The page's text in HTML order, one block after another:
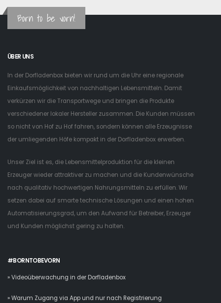
Born to be vorn!
ÜBER UNS
In der Dorfladenbox bieten wir rund um die Uhr eine regionale
Einkaufsmöglichkeit von nachhaltigen Lebensmitteln. Damit
verkürzen wir die Transportwege und bringen die Produkte
verschiedener lokaler Hersteller zusammen. Die Kunden müssen
so nicht von Hof zu Hof fahren, sondern können alle Erzeugnisse
der umliegenden Höfe kompakt in der Dorfladenbox erwerben.
Unser Ziel ist es, die Lebensmittelproduktion für die kleinen
Erzeuger wieder attraktiver zu machen und die Kundenwünsche
nach qualitativ hochwertigen Nahrungsmitteln zu erfüllen. Wir
setzen dabei auf smarte technische Lösungen und einen hohen
Automatisierungsgrad, um den Aufwand für Betreiber, Erzeuger
und Kunden möglichst gering zu halten.
#BORNTOBEVORN
» Videoüberwachung in der Dorfladenbox
» Warum Zugang via App und nur nach Registrierung